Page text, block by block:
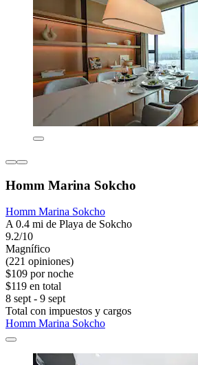
Homm Marina Sokcho
Homm Marina Sokcho
A 0.4 mi de Playa de Sokcho
9.2/10
Magnífico
(221 opiniones)
$109 por noche
$119 en total
8 sept - 9 sept
Total con impuestos y cargos
Homm Marina Sokcho